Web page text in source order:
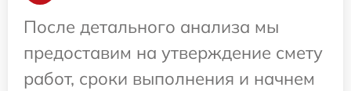
После детального анализа мы
предоставим на утверждение смету
работ, сроки выполнения и начнем